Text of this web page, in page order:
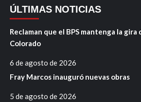
ÚLTIMAS NOTICIAS
Reclaman que el BPS mantenga la gira
Colorado
6 de agosto de 2026
Fray Marcos inauguró nuevas obras
5 de agosto de 2026